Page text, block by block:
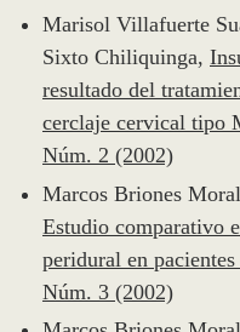
Marisol Villafuerte
Sixto Chiliquinga,
resultado del
cerclaje cervical tipo
Núm. 2 (2002)
Marcos Briones
Estudio comparativo
peridural en
Núm. 3 (2002)